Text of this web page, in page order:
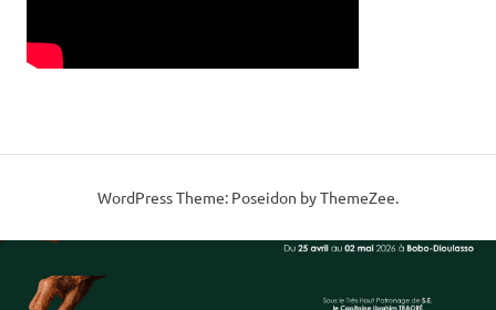
WordPress Theme: Poseidon by ThemeZee.